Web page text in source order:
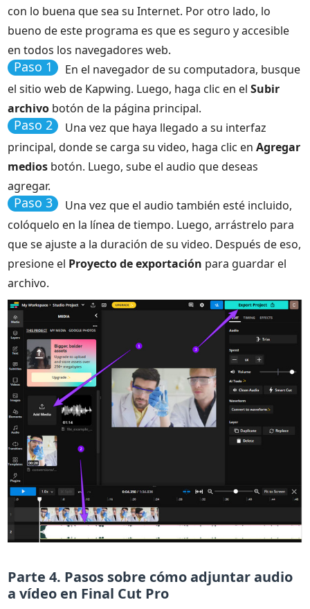
con lo buena que sea su Internet. Por otro lado, lo
bueno de este programa es que es seguro y accesible
en todos los navegadores web.
Paso 1
En el navegador de su computadora, busque
el sitio web de Kapwing. Luego, haga clic en elSubir
archivo botón de la página principal.
Paso 2
Una vez que haya llegado a su interfaz
principal, donde se carga su video, haga clic enAgregar
medios botón. Luego, sube el audio que deseas
agregar.
Paso 3
Una vez que el audio también esté incluido,
colóquelo en la línea de tiempo. Luego, arrástrelo para
que se ajuste a la duración de su video. Después de eso,
presione el Proyecto de exportación para guardar el
archivo.
Parte 4. Pasos sobre cómo adjuntar audio
a vídeo en Final Cut Pro